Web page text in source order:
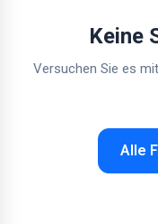
Keine
Versuchen Sie es
Alle